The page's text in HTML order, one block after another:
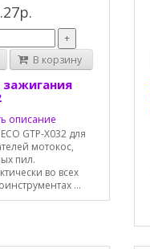
+
В корзину
зажигания
описание
GTP-X032 для
мотокос,
пил.
во всех
...